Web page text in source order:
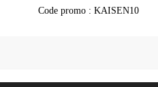
Code promo : KAISEN10